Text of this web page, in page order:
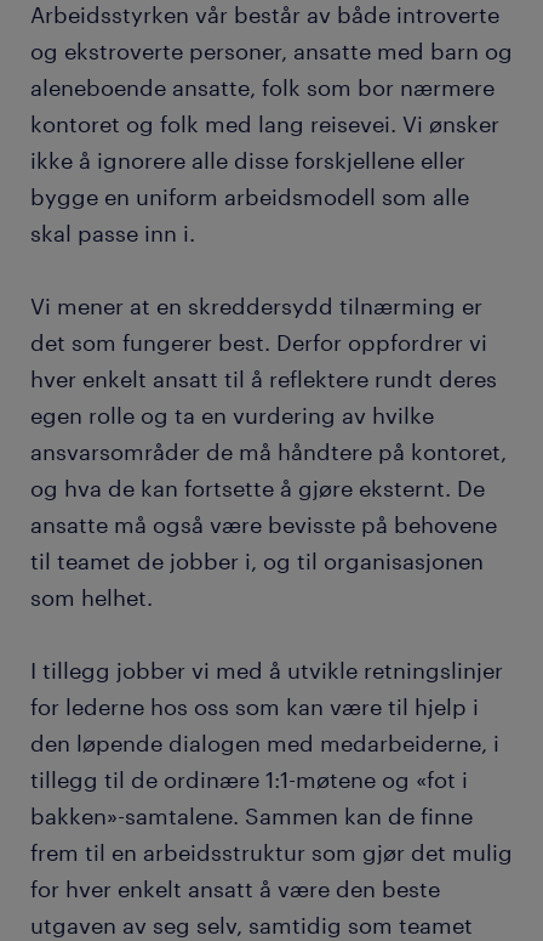
Arbeidsstyrken vår består av både introverte
og ekstroverte personer, ansatte med barn og
aleneboende ansatte, folk som bor nærmere
kontoret og folk med lang reisevei. Vi ønsker
ikke å ignorere alle disse forskjellene eller
bygge en uniform arbeidsmodell som alle
skal passe inn i.
Vi mener at en skreddersydd tilnærming er
det som fungerer best. Derfor oppfordrer vi
hver enkelt ansatt til å reflektere rundt deres
egen rolle og ta en vurdering av hvilke
ansvarsområder de må håndtere på kontoret,
og hva de kan fortsette å gjøre eksternt. De
ansatte må også være bevisste på behovene
til teamet de jobber i, og til organisasjonen
som helhet.
I tillegg jobber vi med å utvikle retningslinjer
for lederne hos oss som kan være til hjelp i
den løpende dialogen med medarbeiderne, i
tillegg til de ordinære 1:1-møtene og «fot i
bakken»-samtalene. Sammen kan de finne
frem til en arbeidsstruktur som gjør det mulig
for hver enkelt ansatt å være den beste
utgaven av seg selv, samtidig som teamet